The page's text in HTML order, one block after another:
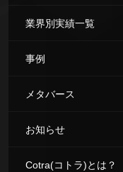
業界別実績一覧
事例
メタバース
お知らせ
Cotra(コトラ)とは？